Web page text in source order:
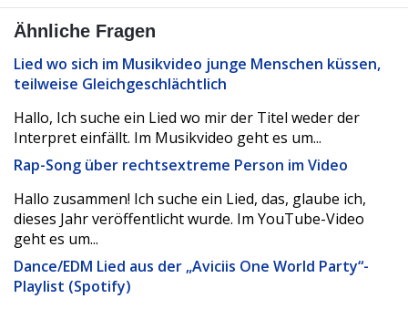
Ähnliche Fragen
Lied wo sich im Musikvideo junge Menschen küssen,
teilweise Gleichgeschlächtlich
Hallo, Ich suche ein Lied wo mir der Titel weder der
Interpret einfällt. Im Musikvideo geht es um...
Rap-Song über rechtsextreme Person im Video
Hallo zusammen! Ich suche ein Lied, das, glaube ich,
dieses Jahr veröffentlicht wurde. Im YouTube-Video
geht es um...
Dance/EDM Lied aus der „Aviciis One World Party“-
Playlist (Spotify)